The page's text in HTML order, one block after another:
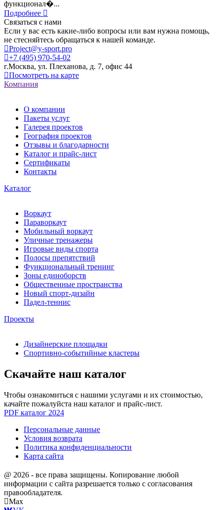
функционал�...
Подробнее
Связаться с нами
Если у вас есть какие-либо вопросы или вам нужна помощь,
не стесняйтесь обращаться к нашей команде.
Project@y-sport.pro
+7 (495) 970-54-02
г.Москва, ул. Плеханова, д. 7, офис 44
Посмотреть на карте
Компания
О компании
Пакеты услуг
Галерея проектов
География проектов
Отзывы и благодарности
Каталог и прайс-лист
Сертификаты
Контакты
Каталог
Воркаут
Параворкаут
Мобильный воркаут
Уличные тренажеры
Игровые виды спорта
Полосы препятствий
Функциональный тренинг
Зоны единоборств
Общественные пространства
Новый спорт-дизайн
Падел-теннис
Проекты
Дизайнерские площадки
Спортивно-событийные кластеры
Скачайте наш каталог
Чтобы ознакомиться с нашими услугами и их стоимостью,
качайте пожалуйста наш каталог и прайс-лист.
PDF каталог 2024
Персональные данные
Условия возврата
Политика конфиденциальности
Карта сайта
@ 2026 - все права защищены. Копирование любой
информации с сайта разрешается только с согласования
правообладателя.
Max